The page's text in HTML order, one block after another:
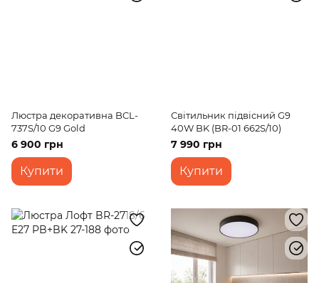
Люстра декоративна BCL-
737S/10 G9 Gold
6 900 грн
Купити
Світильник підвісний G9
40W BK (BR-01 662S/10)
7 990 грн
Купити